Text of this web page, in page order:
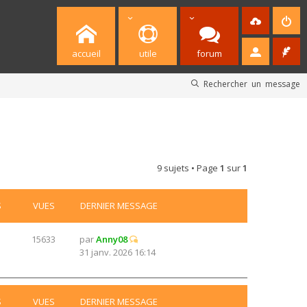
accueil utile forum
Rechercher un message
9 sujets • Page 1 sur1
VUES DERNIER MESSAGE
15633 parAnny08
31 janv. 2026 16:14
VUES DERNIER MESSAGE